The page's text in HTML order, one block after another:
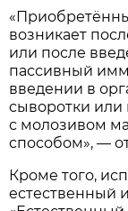
возникает
или после
пассивный
введении в
сыворотки
с молозивом
способом», —
Кроме того,
естественный